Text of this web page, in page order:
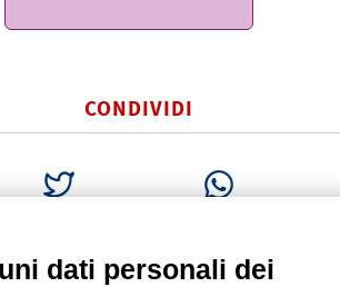
CONDIVIDI
dati personali dei